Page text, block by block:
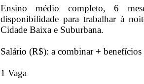
Ensino médio completo, 6
disponibilidade para trabalhar à
Cidade Baixa e Suburbana.
Salário (R$): a combinar + benefícios
1 Vaga